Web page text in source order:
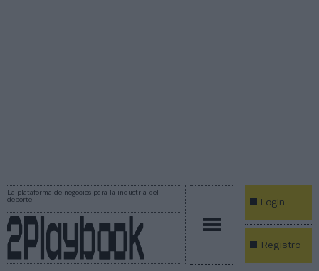
La plataforma de negocios para la industria del
deporte
Login
Registro